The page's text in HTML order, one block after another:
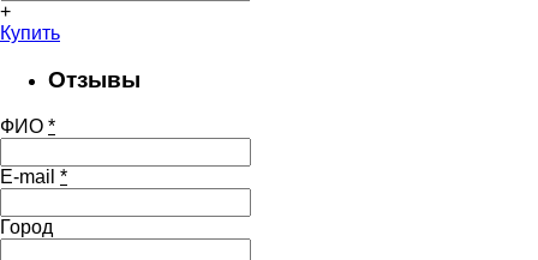
+
Купить
Отзывы
ФИО *
E-mail *
Город